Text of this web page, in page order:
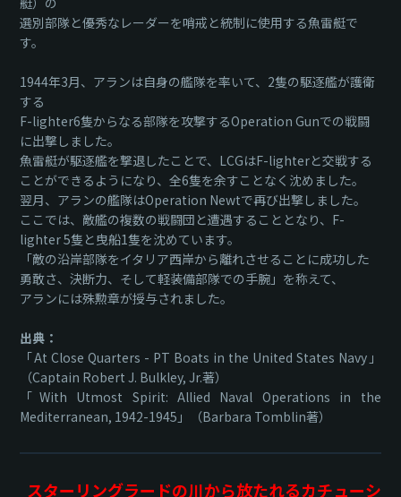
選別部隊と優秀なレーダーを哨戒と統制に使用する魚雷艇で
す。
1944年3月、アランは自身の艦隊を率いて、2隻の駆逐艦が護衛
する
F-lighter6隻からなる部隊を攻撃するOperation Gunでの戦闘
に出撃しました。
魚雷艇が駆逐艦を撃退したことで、LCGはF-lighterと交戦する
ことができるようになり、全6隻を余すことなく沈めました。
翌月、アランの艦隊はOperation Newtで再び出撃しました。
ここでは、敵艦の複数の戦闘団と遭遇することとなり、F-
lighter 5隻と曳船1隻を沈めています。
「敵の沿岸部隊をイタリア西岸から離れさせることに成功した
勇敢さ、決断力、そして軽装備部隊での手腕」を称えて、
アランには殊勲章が授与されました。
出典：
「At Close Quarters - PT Boats in the United States Navy」
（Captain Robert J. Bulkley, Jr.著）
「With Utmost Spirit: Allied Naval Operations in the
Mediterranean, 1942-1945」（Barbara Tomblin著）
スターリングラードの川から放たれるカチューシ